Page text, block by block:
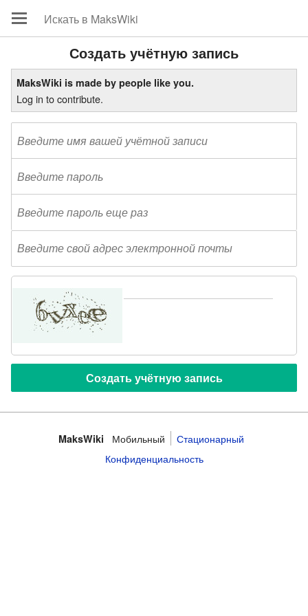
Создать учётную запись
MaksWiki is made by people like you.
Log in to contribute.
MaksWiki Мобильный
Стационарный
Конфиденциальность